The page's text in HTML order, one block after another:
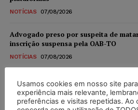
NOTÍCIAS 07/08/2026
Advogado preso por suspeita de
inscrição suspensa pela OAB-TO
NOTÍCIAS 07/08/2026
STF amplia isenção de IBS e CBS na
novos para pessoas com deficiência e
níveis
Usamos cookies em nosso site
experiência mais relevante,
preferências e visitas repetidas. Ao